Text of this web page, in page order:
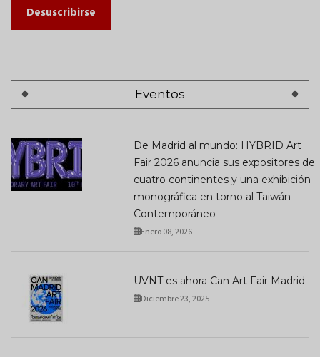
Desuscribirse
Eventos
De Madrid al mundo: HYBRID Art
Fair 2026 anuncia sus expositores de
cuatro continentes y una exhibición
monográfica en torno al Taiwán
Contemporáneo
Enero 08, 2026
UVNT es ahora Can Art Fair Madrid
Diciembre 23, 2025